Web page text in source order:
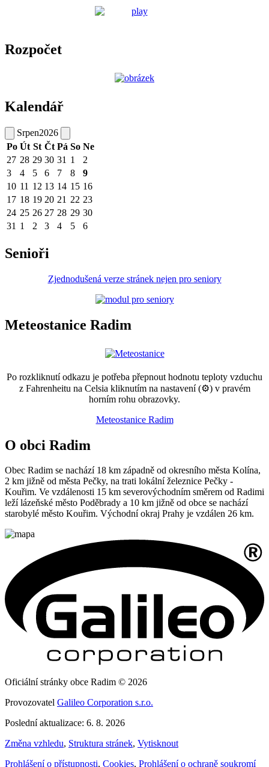
Rozpočet
Kalendář
Srpen2026
Po Út St Čt Pá So Ne
27 28 29 30 31 1
2
3
4 5 6 7 8
9
10 11 12 13 14 15 16
17 18 19 20 21 22 23
24 25 26 27 28 29 30
31 1 2 3 4 5 6
Senioři
Zjednodušená verze stránek nejen pro seniory
Meteostanice Radim
Po rozkliknutí odkazu je potřeba přepnout hodnotu teploty vzduchu
z Fahrenheitu na Celsia kliknutím na nastavení (⚙) v pravém
horním rohu obrazovky.
Meteostanice Radim
O obci Radim
Obec Radim se nachází 18 km západně od okresního města Kolína,
2 km jižně od města Pečky, na trati lokální železnice Pečky -
Kouřim. Ve vzdálenosti 15 km severovýchodním směrem od Radimi
leží lázeňské město Poděbrady a 10 km jižně od obce se nachází
starobylé město Kouřim. Východní okraj Prahy je vzdálen 26 km.
Oficiální stránky obce Radim © 2026
Provozovatel Galileo Corporation s.r.o.
Poslední aktualizace: 6. 8. 2026
Změna vzhledu, Struktura stránek, Vytisknout
Prohlášení o přístupnosti, Cookies, Prohlášení o ochraně soukromí